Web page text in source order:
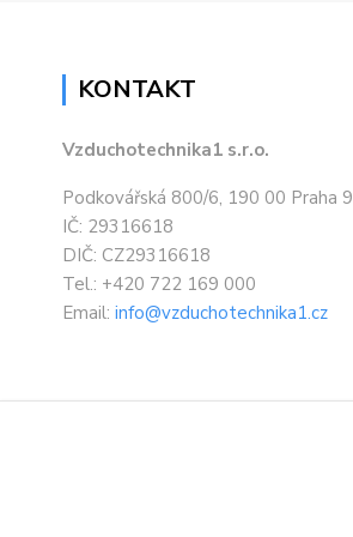
KONTAKT
Vzduchotechnika1 s.r.o.
Podkovářská 800/6, 190 00 Praha 9
IČ: 29316618
DIČ: CZ29316618
Tel.: +420 722 169 000
Email: info@vzduchotechnika1.cz